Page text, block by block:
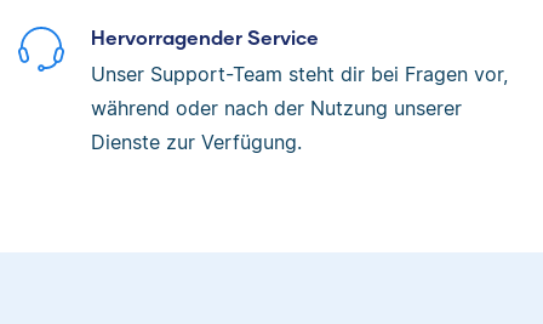
Hervorragender Service
Unser Support-Team steht dir bei Fragen vor,
während oder nach der Nutzung unserer
Dienste zur Verfügung.